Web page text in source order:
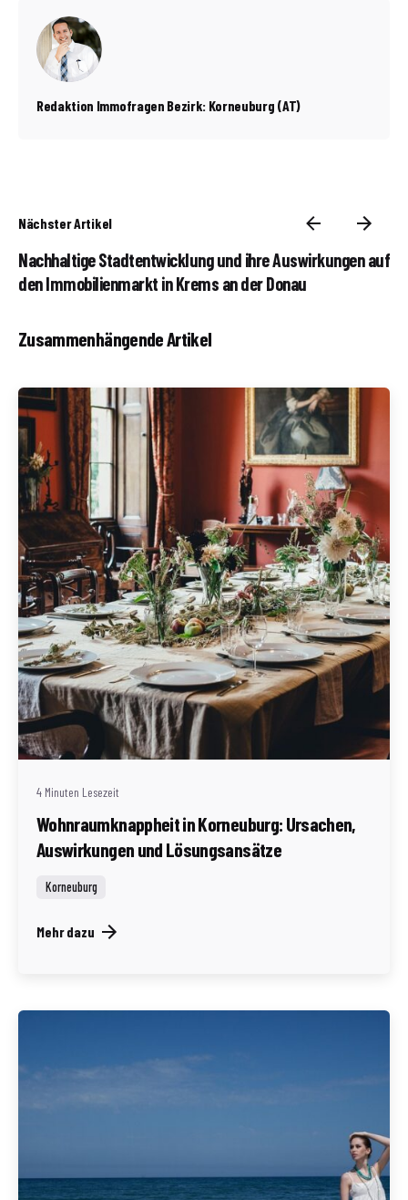
Redaktion Immofragen Bezirk: Korneuburg (AT)
Nächster Artikel
Nachhaltige Stadtentwicklung und ihre Auswirkungen auf
den Immobilienmarkt in Krems an der Donau
Zusammenhängende Artikel
Geschrieben von
Redaktion Immofragen Bezirk: Korneuburg (AT)
4 Minuten Lesezeit
Wohnraumknappheit in Korneuburg: Ursachen,
Auswirkungen und Lösungsansätze
Korneuburg
Mehr dazu